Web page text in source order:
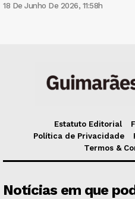
18 De Junho De 2026, 11:58h
Estatuto Editorial
Política de Privacidade
Termos &
Notícias em que